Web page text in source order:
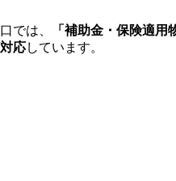
では、 「補助金・保険適用
応しています。